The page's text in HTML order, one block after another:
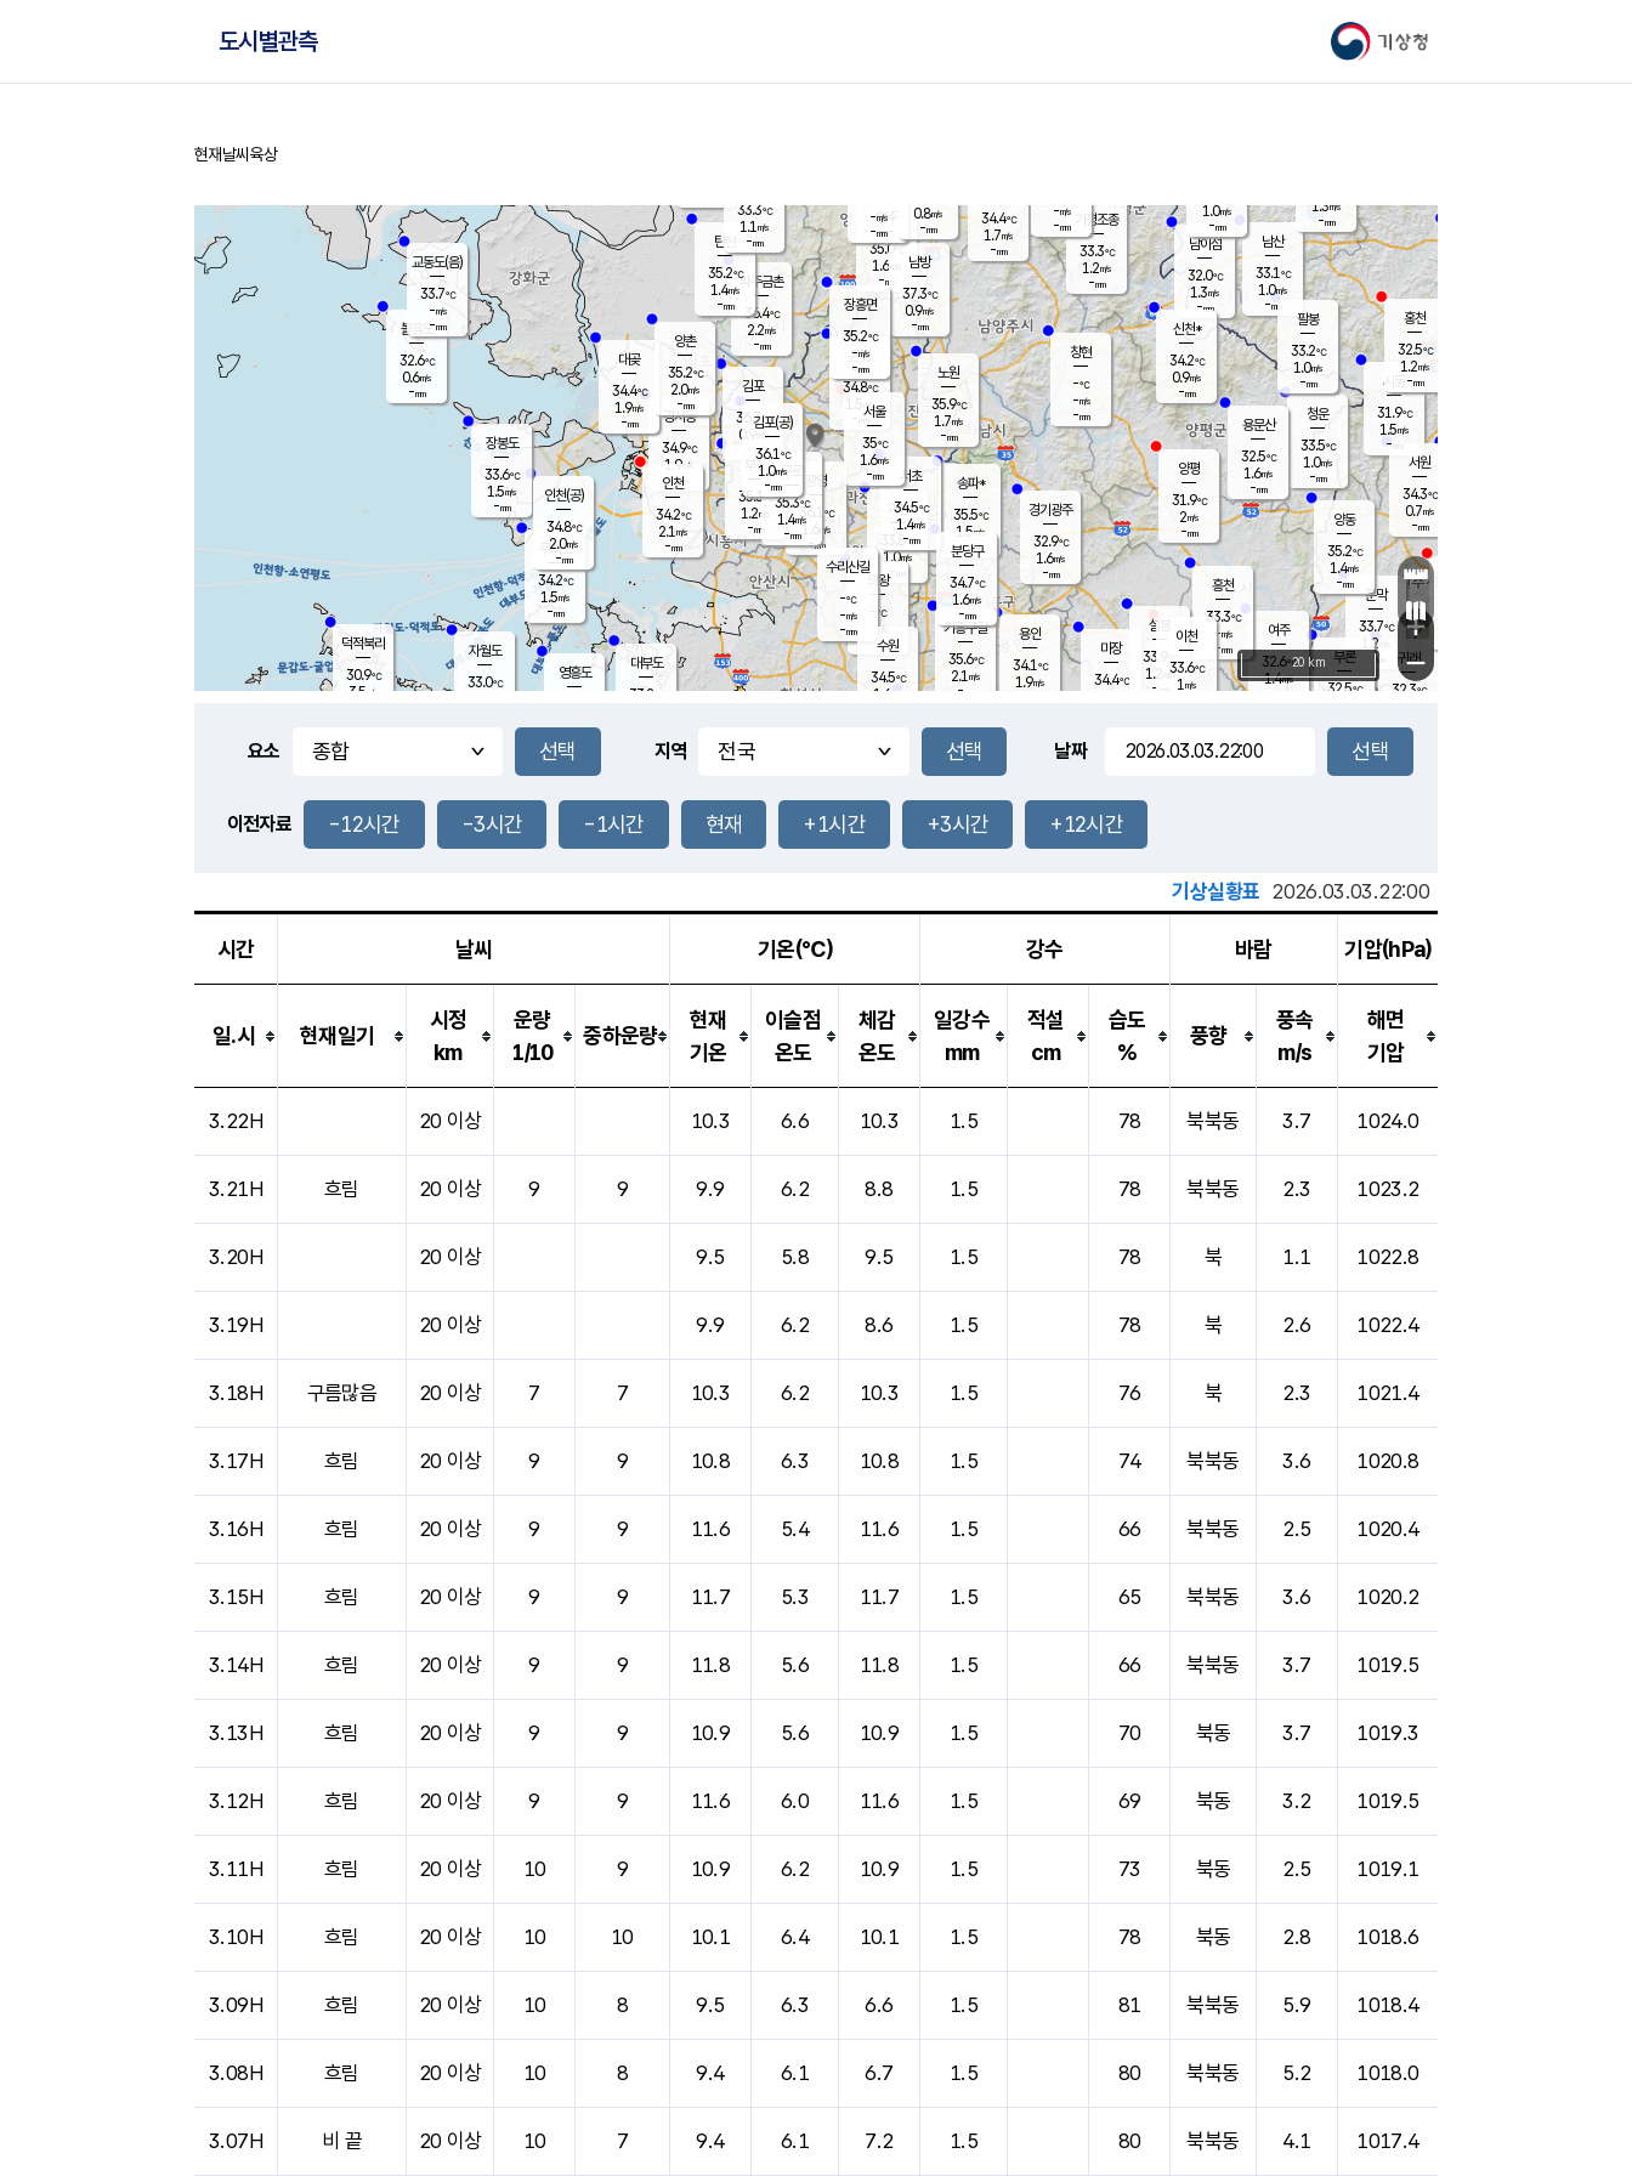
기상청
도시별관측
홈
현재날씨 육상
풍도
1.6m/s
문막
33.7℃
1.2m/s
mm
남이섬
32.0℃
1.3m/s
-mm
무의도
34.2℃
1.5m/s
-mm
영흥도
볼음도
32.6℃
0.6m/s
-mm
자월도
33.0℃
양주
35.0℃
1.6
-mm
부론
32.5℃
과천
33.8℃
1.0m/s
- mm
남산
33.1℃
1.0m/s
-mm
장봉도
33.6℃
1.5m/s
-mm
-mm
청운
33.5℃
1.0m/s
-mm
팔봉
33.2℃
1.0m/s
-mm
-mm
용인
34.1℃
1.9m/s
여주
32.6℃
1.4m/s
양동
35.2℃
1.4m/s
-mm
경기광주
32.9℃
1.6m/s
-mm
장호원
1.0m/s
-mm
32.8
℃
대부도
33.2
-
경서동
34.9℃
1.9m/s
-mm
파주금촌
36.4℃
2.2m/s
-mm
가평조종
33.3℃
1.2m/s
-mm
34.4℃
1.7m/s
-mm
대곶
34.4℃
1.9m/s
-mm
신천*
34.2℃
0.9m/s
-mm
창현
-℃
-m/s
-mm
탄현
35.2℃
1.4m/s
-mm
-m/s
-mm
34.3℃
1.5m/s
-mm
흥천
33.3℃
-m/s
-mm
마장
34.4℃
의왕
- ℃
m/s
mm
김포
36.7℃
0.9 m/s
mm
설봉
33.9
1.2 m/s
- mm
광명
36.1
℃
1.6 m/s
-mm
부천
35.3℃
1.2m/s
-mm
-mm
양촌
35.2℃
2.0m/s
-mm
구로
35.3℃
1.4m/s
-mm
은평
34.8℃
1.5 m/s
- mm
노원
35.9℃
1.7m/s
-mm
송파*
35.5℃
1.5m/s
-mm
서초
34.5℃
1.4m/s
-mm
남방
37.3℃
0.9m/s
-mm
기흥구갈
35.6℃
2.1 m/s
-
수리산길
-℃
-m/s
-mm
분당구
34.7℃
1.6m/s
-mm
장흥면
35.2℃
-m/s
-mm
-m/s
-mm
시동
31.9℃
1.5m/s
- mm
귀래
32.3℃
서원
34.3℃
0.7m/s
-mm
용문산
32.5℃
1.6m/s
-mm
덕적북리
30.9℃
3.5 m/s
인천(공)
34.8℃
2.0m/s
-mm
김포(공)
36.1℃
1.0m/s
-mm
교동도(음)
33.7℃
-m/s
-mm
홍천
32.5℃
1.2m/s
-mm
이천
33.6℃
1 m/s
양평
31.9℃
2m/s
-mm
수원
34.5℃
1.6 m/s
인천
34.2℃
2.1 m/s
-mm
서울
35℃
1.6m/s
-mm
1.3m/s
-mm
33.3℃
1.1 m/s
-mm
0.8m/s
-mm
+
−
20 km
요소 지역 날짜
이전자료 -12시간 -3시간 -1시간 현재 +1시간 +3시간 +12시간
기상실황표 2026.03.03.22:00
시간 날씨 기온(℃) 강수 바람 기압(hPa)
일.시 현재일기
시정
km
운량
1/10
중하운량
현재
기온
이슬점
온도
체감
온도
일강수
mm
적설
cm
습도
%
풍향
풍속
m/s
해면
기압
3.22H 20 이상 10.3 6.6 10.3 1.5 78 북북동 3.7 1024.0
3.21H 흐림 20 이상 9 9 9.9 6.2 8.8 1.5 78 북북동 2.3 1023.2
3.20H 20 이상 9.5 5.8 9.5 1.5 78 북 1.1 1022.8
3.19H 20 이상 9.9 6.2 8.6 1.5 78 북 2.6 1022.4
3.18H 구름많음 20 이상 7 7 10.3 6.2 10.3 1.5 76 북 2.3 1021.4
3.17H 흐림 20 이상 9 9 10.8 6.3 10.8 1.5 74 북북동 3.6 1020.8
3.16H 흐림 20 이상 9 9 11.6 5.4 11.6 1.5 66 북북동 2.5 1020.4
3.15H 흐림 20 이상 9 9 11.7 5.3 11.7 1.5 65 북북동 3.6 1020.2
3.14H 흐림 20 이상 9 9 11.8 5.6 11.8 1.5 66 북북동 3.7 1019.5
3.13H 흐림 20 이상 9 9 10.9 5.6 10.9 1.5 70 북동 3.7 1019.3
3.12H 흐림 20 이상 9 9 11.6 6.0 11.6 1.5 69 북동 3.2 1019.5
3.11H 흐림 20 이상 10 9 10.9 6.2 10.9 1.5 73 북동 2.5 1019.1
3.10H 흐림 20 이상 10 10 10.1 6.4 10.1 1.5 78 북동 2.8 1018.6
3.09H 흐림 20 이상 10 8 9.5 6.3 6.6 1.5 81 북북동 5.9 1018.4
3.08H 흐림 20 이상 10 8 9.4 6.1 6.7 1.5 80 북북동 5.2 1018.0
3.07H 비 끝 20 이상 10 7 9.4 6.1 7.2 1.5 80 북북동 4.1 1017.4